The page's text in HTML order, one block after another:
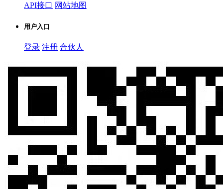
API接口 网站地图
用户入口
登录 注册 合伙人